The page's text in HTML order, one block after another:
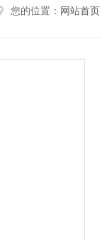
您的位置： 网站首页